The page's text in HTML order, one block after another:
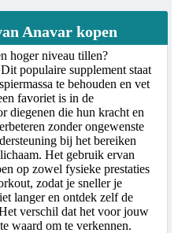
Anavar kopen
hoger niveau tillen?
populaire supplement staat
te behouden en vet
favoriet is in de
diegenen die hun kracht en
zonder ongewenste
bij het bereiken
Het gebruik ervan
op zowel fysieke prestaties
zodat je sneller je
langer en ontdek zelf de
verschil dat het voor jouw
waard om te verkennen.